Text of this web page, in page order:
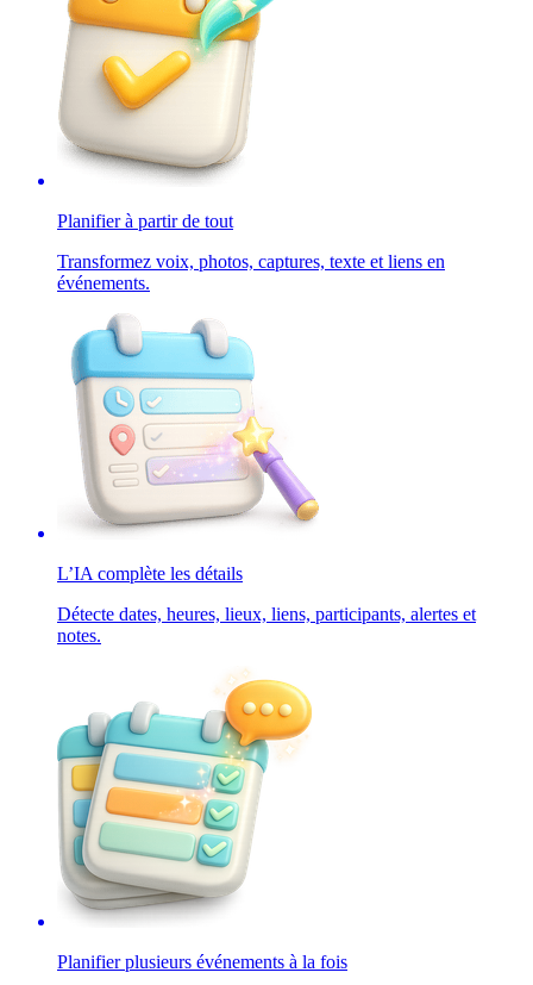
Planifier à partir de tout
Transformez voix, photos, captures, texte et liens en
événements.
L’IA complète les détails
Détecte dates, heures, lieux, liens, participants, alertes et
notes.
Planifier plusieurs événements à la fois